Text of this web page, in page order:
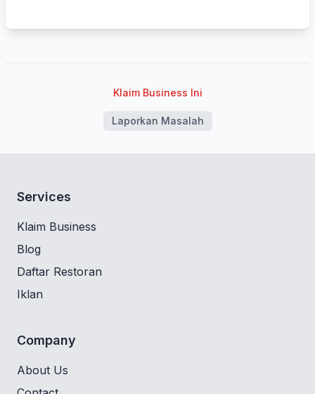
Klaim Business Ini
Laporkan Masalah
Services
Klaim Business
Blog
Daftar Restoran
Iklan
Company
About Us